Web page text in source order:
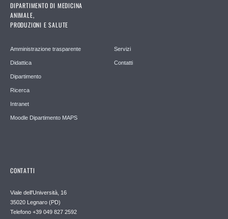
DIPARTIMENTO DI MEDICINA
ANIMALE,
PRODUZIONI E SALUTE
Amministrazione trasparente
Didattica
Dipartimento
Ricerca
Intranet
Moodle Dipartimento MAPS
Servizi
Contatti
CONTATTI
Viale dell'Università, 16
35020 Legnaro (PD)
Telefono +39 049 827 2592